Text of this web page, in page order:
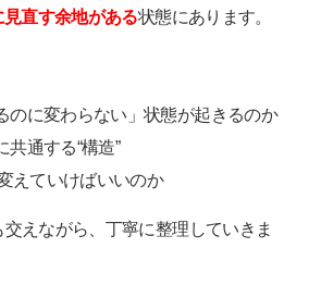
直す余地がある状態にあります。
のに変わらない」状態が起きるのか
通する“構造”
えていけばいいのか
えながら、丁寧に整理していきま